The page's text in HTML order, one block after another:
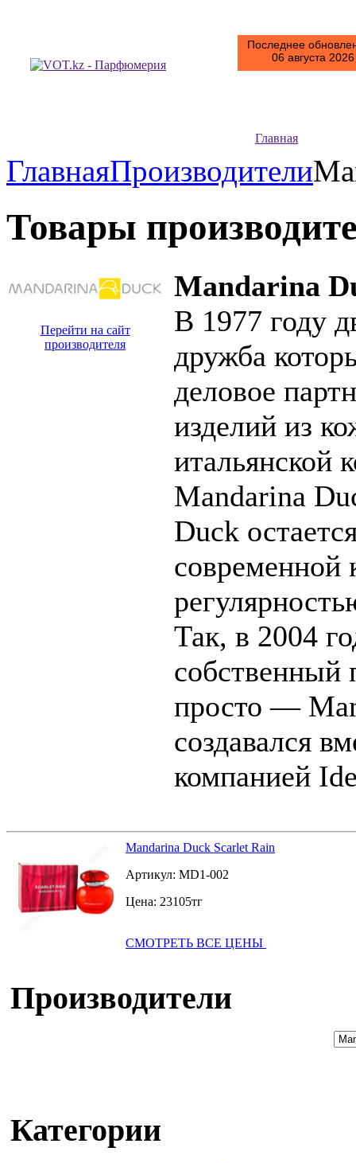
Последнее
06 августа
Главная
ГлавнаяПроизводители
Товары
Перейти на сайт
производителя
Mandarina
В 1977 году
дружба
деловое
изделий из
итальянской
Mandarina
Duck
современной
Так, в 2004
собственный
просто —
создавался
компанией
Mandarina Duck Scarlet Rain
Артикул: MD1-002
Цена: 23105тг
СМОТРЕТЬ ВСЕ ЦЕНЫ
Производители
Категории